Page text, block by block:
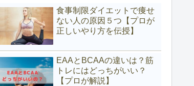
食事制限ダイエットで痩せ
ない人の原因５つ【プロが
正しいやり方を伝授】
EAAとBCAAの違いは？筋
トレにはどっちがいい？
【プロが解説】